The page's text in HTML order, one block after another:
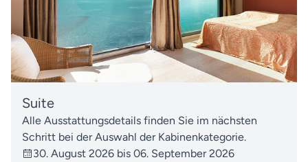
Suite
Alle Ausstattungsdetails finden Sie im nächsten
Schritt bei der Auswahl der Kabinenkategorie.
30. August 2026 bis 06. September 2026